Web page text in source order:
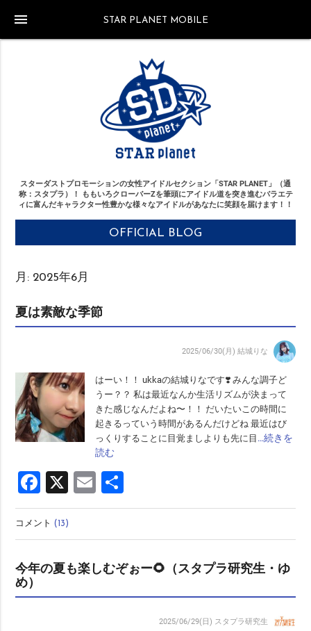
STAR PLANET MOBILE
menu
スターダストプロモーションの女性アイドルセクション「STAR PLANET」（通
称：スタプラ）！
ももいろクローバーZを筆頭にアイドル道を突き進むバラエテ
ィに富んだキャラクター性豊かな様々なアイドルがあなたに笑顔を届けます！！
OFFICIAL BLOG
月: 2025年6月
夏は素敵な季節
2025/06/30(月) 結城りな
はーい！！ ukkaの結城りなです❣️ みんな調子ど
うー？？ 私は最近なんか生活リズムが決まって
きた感じなんだよね〜！！ だいたいこの時間に
起きるっていう時間があるんだけどね 最近はび
っくりすることに目覚ましよりも先に目 …続きを
読む
Facebook
X Email
有
コメント(13)
今年の夏も楽しむぞぉー🌻（スタプラ研究生・ゆ
め）
2025/06/29(日) スタプラ研究生